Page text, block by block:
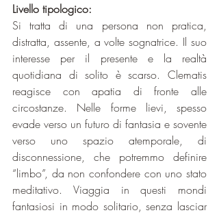
Livello tipologico:
Si tratta di una persona non pratica,
distratta, assente, a volte sognatrice. Il suo
interesse per il presente e la realtà
quotidiana di solito è scarso. Clematis
reagisce con apatia di fronte alle
circostanze. Nelle forme lievi, spesso
evade verso un futuro di fantasia e sovente
verso uno spazio atemporale, di
disconnessione, che potremmo definire
“limbo”, da non confondere con uno stato
meditativo. Viaggia in questi mondi
fantasiosi in modo solitario, senza lasciar